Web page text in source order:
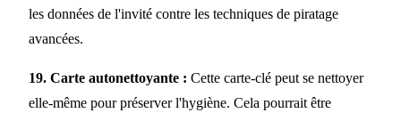
les données de l'invité contre les techniques de piratage
avancées.
19. Carte autonettoyante : Cette carte-clé peut se nettoyer
elle-même pour préserver l'hygiène. Cela pourrait être